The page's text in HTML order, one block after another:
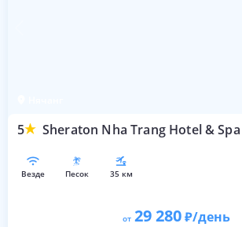
5 Sheraton Nha Trang Hotel & Spa
везде песок 35 км
от 29 280 /день